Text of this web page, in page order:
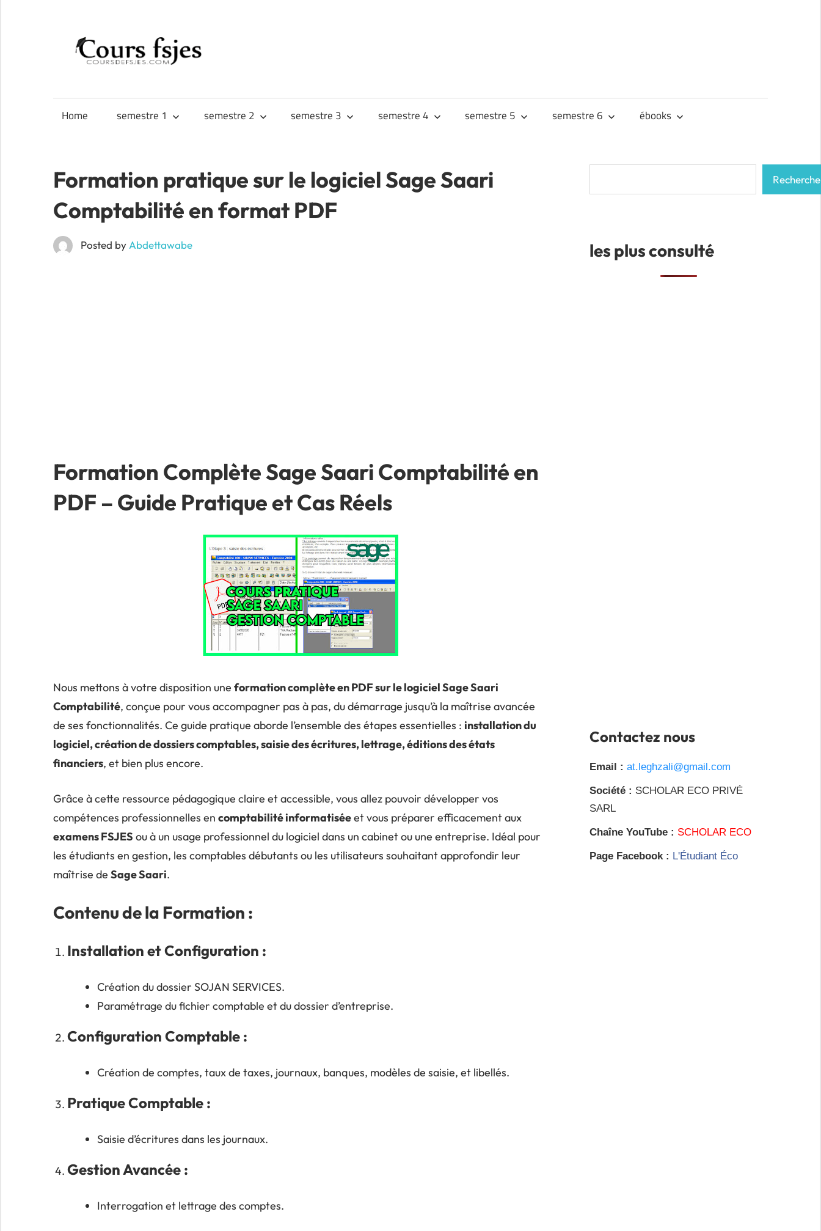
content
FSJES
Home semestre 1 semestre 2 semestre 3 semestre 4 semestre 5 semestre 6 ébooks
Formation pratique sur le logiciel Sage Saari
Comptabilité en format PDF
Posted by Abdettawabe
Formation Complète Sage Saari Comptabilité en
PDF – Guide Pratique et Cas Réels
Nous mettons à votre disposition une formation complète en PDF sur le logiciel Sage Saari
Comptabilité, conçue pour vous accompagner pas à pas, du démarrage jusqu’à la maîtrise avancée
de ses fonctionnalités. Ce guide pratique aborde l’ensemble des étapes essentielles : installation du
logiciel, création de dossiers comptables, saisie des écritures, lettrage, éditions des états
financiers, et bien plus encore.
Grâce à cette ressource pédagogique claire et accessible, vous allez pouvoir développer vos
compétences professionnelles en comptabilité informatiséeet vous préparer efficacement aux
examens FSJES ou à un usage professionnel du logiciel dans un cabinet ou une entreprise. Idéal pour
les étudiants en gestion, les comptables débutants ou les utilisateurs souhaitant approfondir leur
maîtrise de Sage Saari.
Contenu de la Formation :
Installation et Configuration :
Création du dossier SOJAN SERVICES.
Paramétrage du fichier comptable et du dossier d’entreprise.
Configuration Comptable :
Création de comptes, taux de taxes, journaux, banques, modèles de saisie, et libellés.
Pratique Comptable :
Saisie d’écritures dans les journaux.
Gestion Avancée :
Interrogation et lettrage des comptes.
les plus consulté
Contactez nous
Email : at.leghzali@gmail.com
Société : SCHOLAR ECO PRIVÉ
SARL
Chaîne YouTube : SCHOLAR ECO
Page Facebook : L'Étudiant Éco